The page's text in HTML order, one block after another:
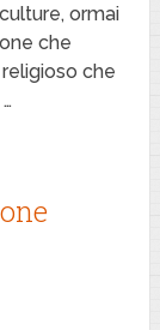
ormai
che
che